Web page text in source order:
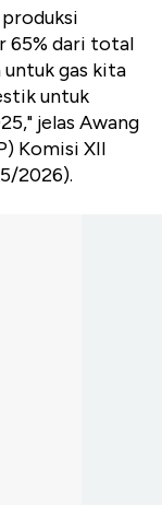
65% dari total
gas kita
untuk
jelas Awang
Komisi XII
2026).